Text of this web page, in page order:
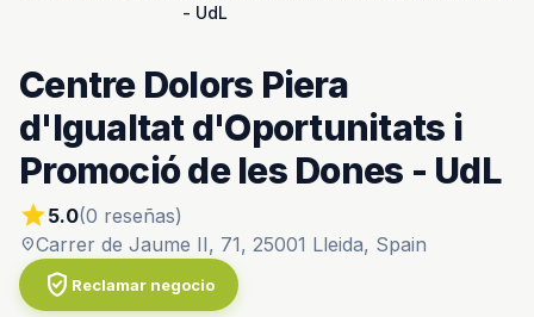
- UdL
Centre Dolors Piera
d'Igualtat d'Oportunitats i
Promoció de les Dones - UdL
star5.0(0 reseñas)
location_onCarrer de Jaume II, 71, 25001 Lleida, Spain
verified_user Reclamar negocio